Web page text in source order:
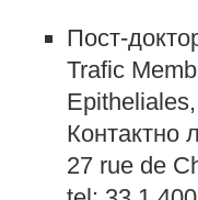
Пост-
Trafic
Контактно
27 rue de